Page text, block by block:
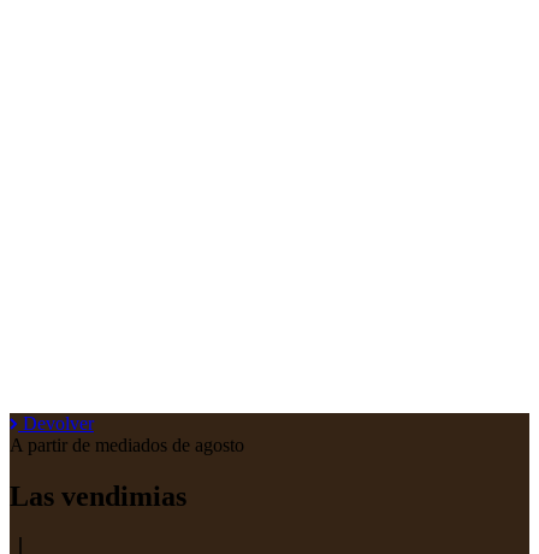
Devolver
A partir de mediados de agosto
Las vendimias